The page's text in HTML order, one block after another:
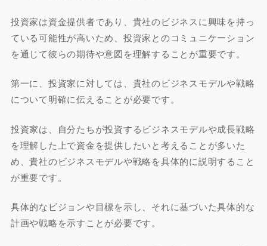
投資家は資金提供者であり、貴社のビジネスに興味を持っ
ている可能性が高いため、投資家とのコミュニケーション
を通じて彼らの期待や意図を理解することが重要です。
第一に、投資家に対しては、貴社のビジネスモデルや戦略
について明確に伝えることが必要です。
投資家は、自分たちが投資するビジネスモデルや成長戦略
を理解した上で資金を提供したいと考えることが多いた
め、貴社のビジネスモデルや戦略を具体的に説明すること
が重要です。
具体的なビジョンや目標を示し、それに基づいた具体的な
計画や戦略を示すことが必要です。